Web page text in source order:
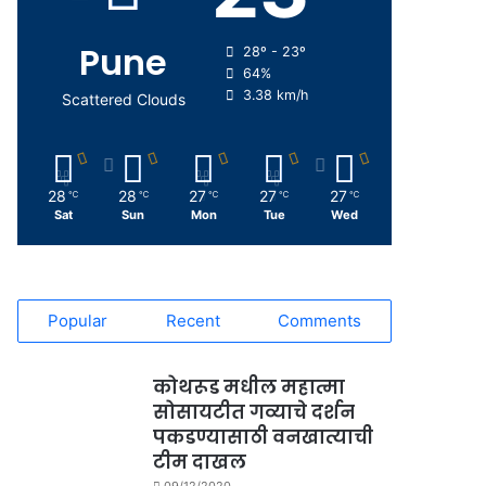
Pune
Scattered Clouds
28º - 23º
64%
3.38 km/h
28 ℃
Sat
28 ℃
Sun
27 ℃
Mon
27 ℃
Tue
27 ℃
Wed
Popular Recent Comments
कोथरूड मधील महात्मा
सोसायटीत गव्याचे दर्शन
पकडण्यासाठी वनखात्याची
टीम दाखल